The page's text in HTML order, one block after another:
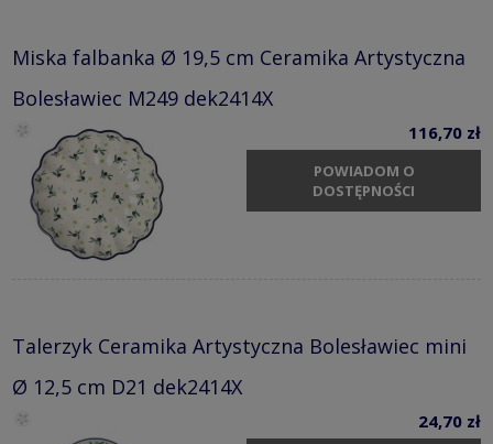
Miska falbanka Ø 19,5 cm Ceramika Artystyczna
Bolesławiec M249 dek2414X
116,70 zł
POWIADOM O
DOSTĘPNOŚCI
Talerzyk Ceramika Artystyczna Bolesławiec mini
Ø 12,5 cm D21 dek2414X
24,70 zł